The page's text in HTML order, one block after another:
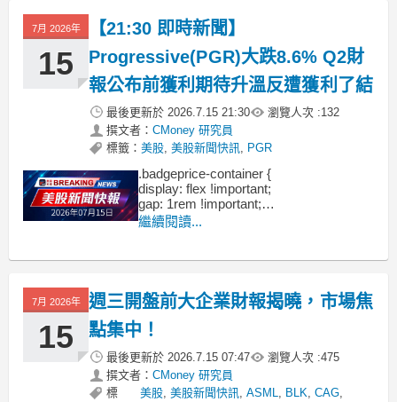
7月 2026年
15
【21:30 即時新聞】
Progressive(PGR)大跌8.6% Q2財
報公布前獲利期待升溫反遭獲利了結
最後更新於 2026.7.15 21:30 瀏覽人次 :132
撰文者： CMoney 研究員
標籤： 美股, 美股新聞快訊, PGR
.badgeprice-container {
display: flex !important;
gap: 1rem !important;
flex-wrap: wrap !important; /* 自動換行 */
繼續閱讀...
7月 2026年
15
週三開盤前大企業財報揭曉，市場焦
點集中！
最後更新於 2026.7.15 07:47 瀏覽人次 :475
撰文者： CMoney 研究員
標
美股,美股新聞快訊,ASML, BLK,CAG,